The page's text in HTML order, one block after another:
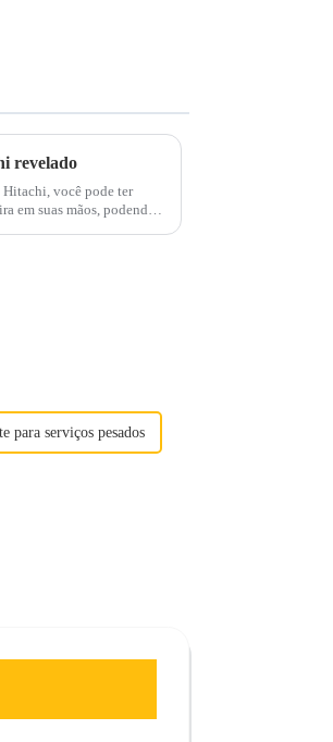
revelado
você pode ter
em suas mãos, podendo
para serviços pesados